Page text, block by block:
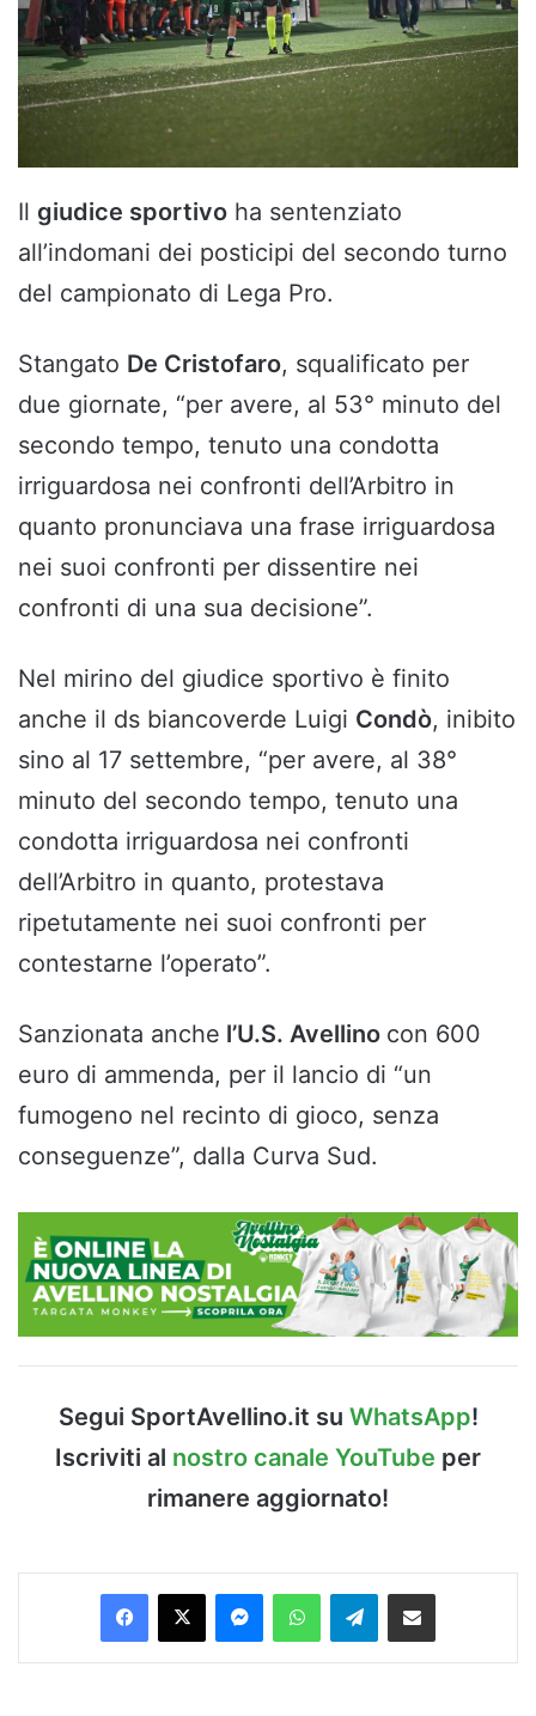
Il giudice sportivo ha sentenziato
all’indomani dei posticipi del secondo turno
del campionato di Lega Pro.
Stangato De Cristofaro, squalificato per
due giornate, “per avere, al 53° minuto del
secondo tempo, tenuto una condotta
irriguardosa nei confronti dell’Arbitro in
quanto pronunciava una frase irriguardosa
nei suoi confronti per dissentire nei
confronti di una sua decisione”.
Nel mirino del giudice sportivo è finito
anche il ds biancoverde Luigi Condò, inibito
sino al 17 settembre, “per avere, al 38°
minuto del secondo tempo, tenuto una
condotta irriguardosa nei confronti
dell’Arbitro in quanto, protestava
ripetutamente nei suoi confronti per
contestarne l’operato”.
Sanzionata anche l’U.S. Avellino con 600
euro di ammenda, per il lancio di “un
fumogeno nel recinto di gioco, senza
conseguenze”, dalla Curva Sud.
Segui SportAvellino.it su WhatsApp!
Iscriviti al nostro canale YouTube per
rimanere aggiornato!
Facebook
X MessengerWhatsAppTelegramCondividi via Email